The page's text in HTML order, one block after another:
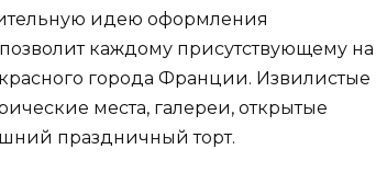
идею оформления
каждому присутствующему на
города Франции. Извилистые
места, галереи, открытые
праздничный торт.